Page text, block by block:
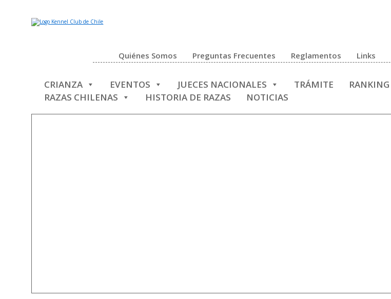
Quiénes Somos Preguntas Frecuentes Reglamentos Links
CRIANZA EVENTOS JUECES NACIONALES TRÁMITE RANKING
RAZAS CHILENAS
HISTORIA DE RAZAS NOTICIAS